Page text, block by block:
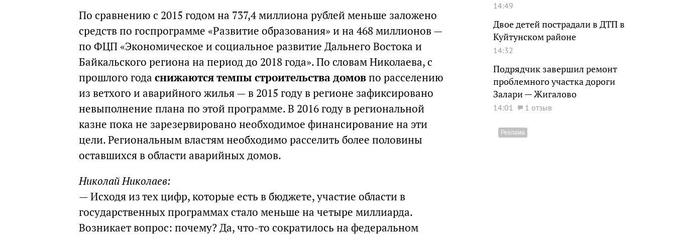
По сравнению с 2015 годом на 737,4 миллиона рублей меньше заложено
средств по госпрограмме «Развитие образования» и на 468 миллионов —
по ФЦП «Экономическое и социальное развитие Дальнего Востока и
Байкальского региона на период до 2018 года». По словам Николаева, с
прошлого года снижаются темпы строительства домовпо расселению
из ветхого и аварийного жилья — в 2015 году в регионе зафиксировано
невыполнение плана по этой программе. В 2016 году в региональной
казне пока не зарезервировано необходимое финансирование на эти
цели. Региональным властям необходимо расселить более половины
оставшихся в области аварийных домов.
Николай Николаев:
— Исходя из тех цифр, которые есть в бюджете, участие области в
государственных программах стало меньше на четыре миллиарда.
Возникает вопрос: почему? Да, что-то сократилось на федеральном
14:49
Двое детей пострадали в ДТП в
Куйтунском районе
14:32
Подрядчик завершил ремонт
проблемного участка дороги
Залари — Жигалово
14:01 1 отзыв